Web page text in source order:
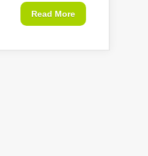
Read More